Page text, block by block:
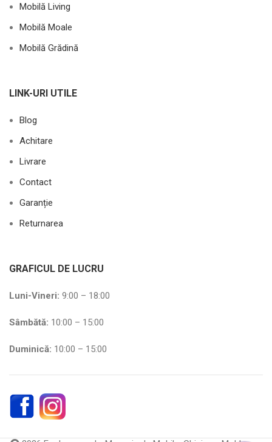
Mobilă Living
Mobilă Moale
Mobilă Grădină
LINK-URI UTILE
Blog
Achitare
Livrare
Contact
Garanție
Returnarea
GRAFICUL DE LUCRU
Luni-Vineri: 9:00 – 18:00
Sâmbătă: 10:00 – 15:00
Duminică: 10:00 – 15:00